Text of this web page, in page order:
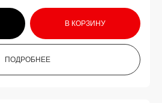
В КОРЗИНУ
ПОДРОБНЕЕ